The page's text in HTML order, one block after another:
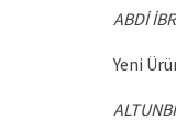
ABDİ
Yeni